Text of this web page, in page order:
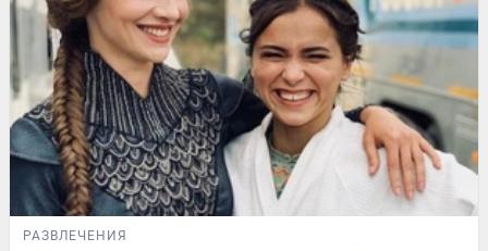
РАЗВЛЕЧЕНИЯ